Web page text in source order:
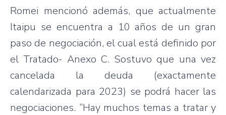
Romei mencionó además, que actualmente
Itaipu se encuentra a 10 años de un gran
paso de negociación, el cual está definido por
el Tratado- Anexo C. Sostuvo que una vez
cancelada la deuda (exactamente
calendarizada para 2023) se podrá hacer las
negociaciones. “Hay muchos temas a tratar y